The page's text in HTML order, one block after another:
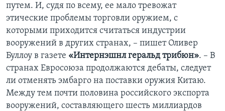
путем. И, судя по всему, ее мало тревожат
этические проблемы торговли оружием, с
которыми приходится считаться индустрии
вооружений в других странах, – пишет Оливер
Буллоу в газете «Интернэшнл геральд трибюн». – В
странах Евросоюза продолжаются дебаты, следует
ли отменять эмбарго на поставки оружия Китаю.
Между тем почти половина российского экспорта
вооружений, составляющего шесть миллиардов